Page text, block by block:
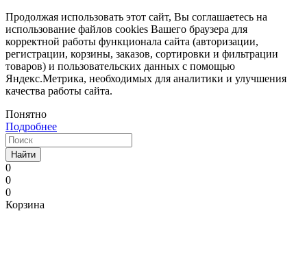
Продолжая использовать этот сайт, Вы соглашаетесь на
использование файлов cookies Вашего браузера для
корректной работы функционала сайта (авторизации,
регистрации, корзины, заказов, сортировки и фильтрации
товаров) и пользовательских данных с помощью
Яндекс.Метрика, необходимых для аналитики и улучшения
качества работы сайта.
Понятно
Подробнее
Найти
0
0
0
Корзина